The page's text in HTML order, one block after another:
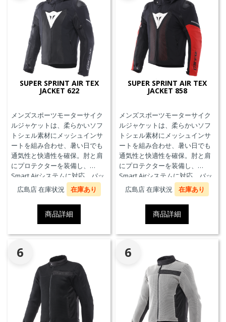
SUPER SPRINT AIR TEX
JACKET 622
メンズスポーツモーターサイク
ルジャケットは、柔らかいソフ
トシェル素材にメッシュインサ
ートを組み合わせ、暑い日でも
通気性と快適性を確保。肘と肩
にプロテクターを装備し、
Smart Airシステムに対応。バッ
クプロテクターおよびチェスト
プロテクターにも対応していま
広島店 在庫状況 在庫あり
商品詳細
SUPER SPRINT AIR TEX
JACKET 858
メンズスポーツモーターサイク
ルジャケットは、柔らかいソフ
トシェル素材にメッシュインサ
ートを組み合わせ、暑い日でも
通気性と快適性を確保。肘と肩
にプロテクターを装備し、
Smart Airシステムに対応。バッ
クプロテクターおよびチェスト
プロテクターにも対応していま
広島店 在庫状況 在庫あり
商品詳細
6 6